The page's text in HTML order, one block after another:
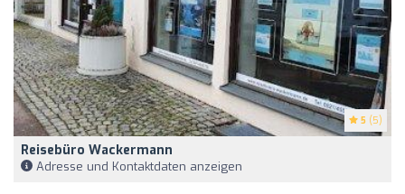
5 (5)
Reisebüro Wackermann
Adresse und Kontaktdaten anzeigen